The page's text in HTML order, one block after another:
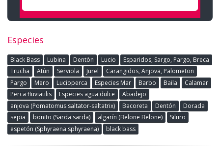
Especies
Black Bass Lubina Dentòn Lucio
Esparidos, Sargo, Pargo, Breca
Trucha
Atún Serviola Jurel
Carangidos, Anjova, Palometon
Pargo
Mero Lucioperca Especies Mar Barbo Baila
Calamar
Perca fluviatilis
Especies agua dulce
Abadejo
anjova (Pomatomus saltator-saltatrix)
Bacoreta Dentón
Dorada
sepia
bonito (Sarda sarda) algarín (Belone Belone)
Siluro
espetón (Sphyraena sphyraena)
black bass